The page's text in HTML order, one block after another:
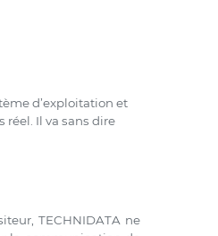
d’exploitation et
Il va sans dire
TECHNIDATA ne